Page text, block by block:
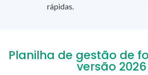
rápidas.
Planilha de gestão de
versão 2026